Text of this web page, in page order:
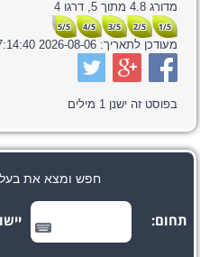
מדורג4.8 מתוך5, דרגו4
1/5
2/5
3/5
4/5
5/5
מעודכן לתאריך:2026-08-06 07:14:40
בפוסט זה ישנן1 מילים
חפש ומצא את בעל
תחום: